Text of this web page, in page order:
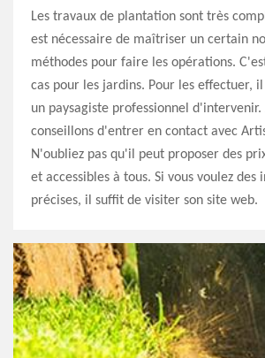
Les travaux de plantation sont très
est nécessaire de maîtriser un certain
méthodes pour faire les opérations.
cas pour les jardins. Pour les effectuer,
un paysagiste professionnel d'intervenir.
conseillons d'entrer en contact avec
N'oubliez pas qu'il peut proposer des
et accessibles à tous. Si vous voulez des
précises, il suffit de visiter son site web.